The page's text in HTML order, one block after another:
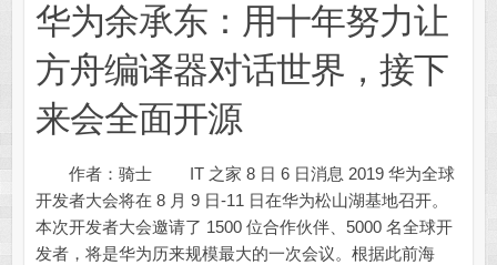
华为余承东：用十年努力让
方舟编译器对话世界，接下
来会全面开源
作者：骑士 IT 之家 8 日 6 日消息 2019 华为全球
开发者大会将在 8 月 9 日-11 日在华为松山湖基地召开。
本次开发者大会邀请了 1500 位合作伙伴、5000 名全球开
发者，将是华为历来规模最大的一次会议。根据此前海